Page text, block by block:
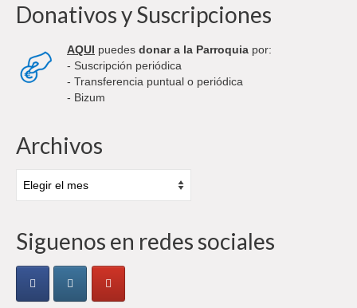
Donativos y Suscripciones
AQUI puedes donar a la Parroquia por:
- Suscripción periódica
- Transferencia puntual o periódica
- Bizum
Archivos
Siguenos en redes sociales